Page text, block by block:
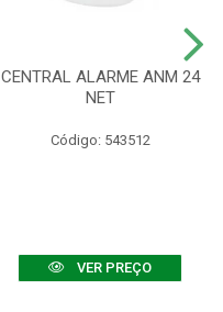
CENTRAL ALARME ANM 24
NET
Código: 543512
VER PREÇO